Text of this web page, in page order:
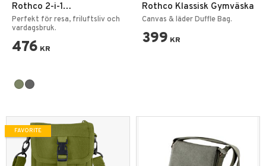
Rothco 2-i-1
Duffelryggsäck i Canvas –
30L, 19 tum
Perfekt för resa, friluftsliv och
vardagsbruk.
476 KR
Rothco Klassisk Gymväska
Canvas & läder Duffle Bag.
399 KR
FAVORITE